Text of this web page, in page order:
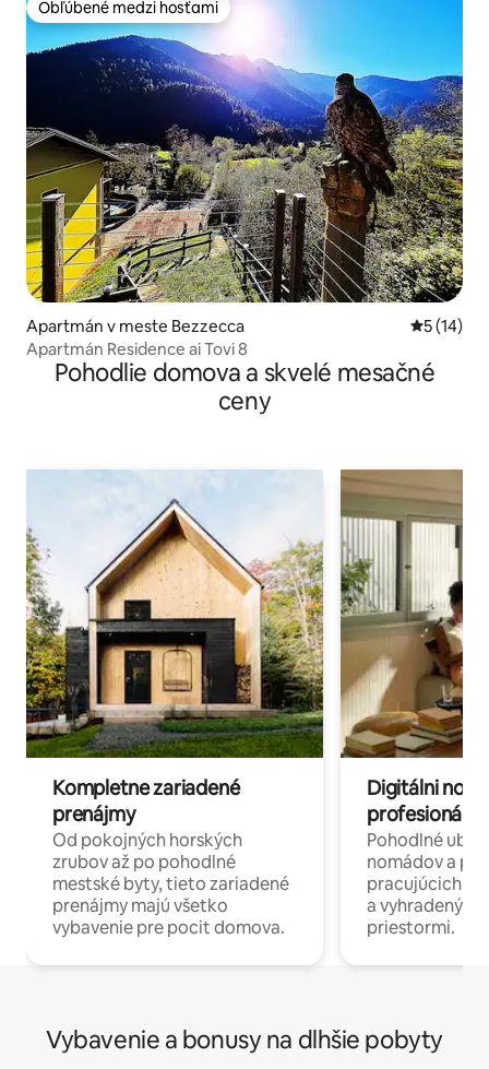
Obľúbené medzi hosťami
Obľúbené medzi hosťami
Apartmán v meste Bezzecca
5 (14)
Apartmán Residence ai Tovi 8
Pohodlie domova a skvelé mesačné
ceny
Kompletne zariadené
prenájmy
Od pokojných horských
zrubov až po pohodlné
mestské byty, tieto zariadené
prenájmy majú všetko
vybavenie pre pocit domova.
Digitálni
profesionáli
Pohodlné
nomádov a
pracujúcich
a
priestormi.
Vybavenie a bonusy na dlhšie pobyty